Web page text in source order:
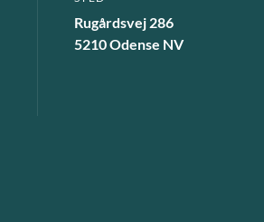
Rugårdsvej 286
5210 Odense NV